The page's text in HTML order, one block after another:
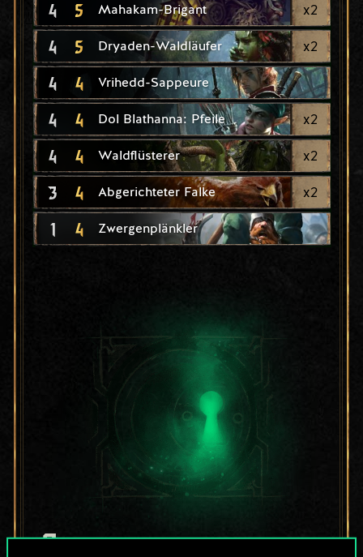
4 5 Mahakam-Brigant x2
4 5 Dryaden-Waldläufer x2
4 4 Vrihedd-Sappeure
4 4 Dol Blathanna: Pfeile x2
4 4 Waldflüsterer x2
3 4 Abgerichteter Falke x2
1 4 Zwergenplänkler
Bis jetzt ist dies nur